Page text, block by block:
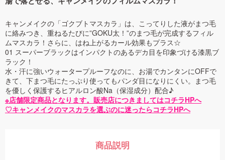
キャンメイクの「ゴクブトマスカラ」は、こってりした液がまつ毛
に絡みつき、重ねるたびに”GOKU太！”のまつ毛が完成するフィル
ムマスカラ！さらに、はね上がるカール効果もプラス☆
01 スーパーブラックはインパクトのあるデカ目を印象づける漆黒ブ
ラック！
水・汗に強いウォータープルーフなのに、お湯でカンタンにOFFで
きて、下まつ毛にたっぷり使ってもパンダ目になりにくい。まつ毛
を優しく保護するヒアルロン酸Na（保湿成分）配合♪
※店舗限定商品となります。販売店につきましてはコチラHPへ
♡キャンメイクのマスカラを選ぶのに迷ったらコチラHPへ
商品説明